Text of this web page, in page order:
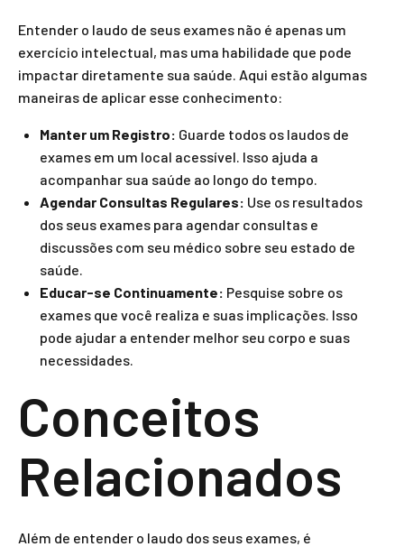
Entender o laudo de seus exames não é apenas um
exercício intelectual, mas uma habilidade que pode
impactar diretamente sua saúde. Aqui estão algumas
maneiras de aplicar esse conhecimento:
Manter um Registro: Guarde todos os laudos de
exames em um local acessível. Isso ajuda a
acompanhar sua saúde ao longo do tempo.
Agendar Consultas Regulares: Use os resultados
dos seus exames para agendar consultas e
discussões com seu médico sobre seu estado de
saúde.
Educar-se Continuamente: Pesquise sobre os
exames que você realiza e suas implicações. Isso
pode ajudar a entender melhor seu corpo e suas
necessidades.
Conceitos
Relacionados
Além de entender o laudo dos seus exames, é